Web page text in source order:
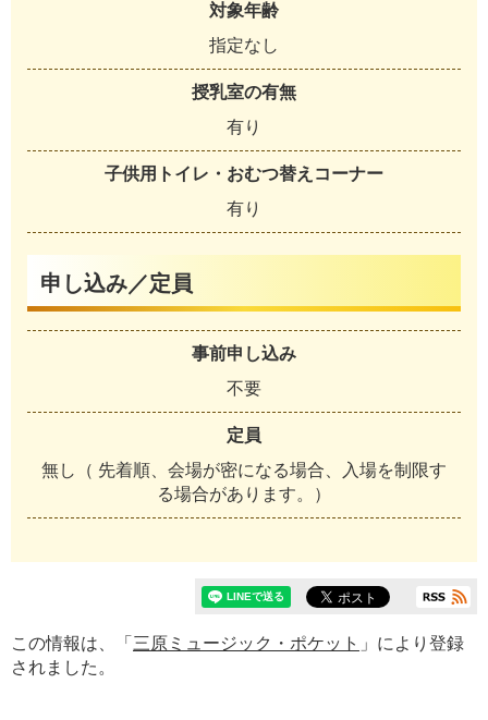
対象年齢
指定なし
授乳室の有無
有り
子供用トイレ・おむつ替えコーナー
有り
申し込み／定員
事前申し込み
不要
定員
無し（ 先着順、会場が密になる場合、入場を制限す
る場合があります。）
この情報は、「 三原ミュージック・ポケット 」により登録
されました。